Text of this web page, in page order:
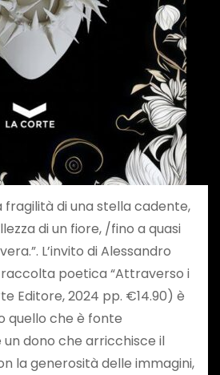
fragilità di una stella cadente,
di un fiore, /fino a quasi
L’invito di Alessandro
raccolta poetica “Attraverso i
Editore, 2024 pp. €14.90) è
quello che è fonte
un dono che arricchisce il
la generosità delle immagini,